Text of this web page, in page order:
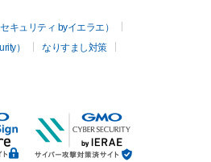
キュリティ byイエラエ）
）
なりすまし対策